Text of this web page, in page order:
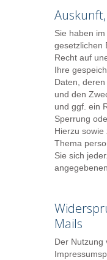
Sie haben
gesetzlichen
Recht auf
Ihre
Daten,
und den
und ggf. ein
Sperrung
Hierzu
Thema
Sie sich
Mails
Der Nutzung